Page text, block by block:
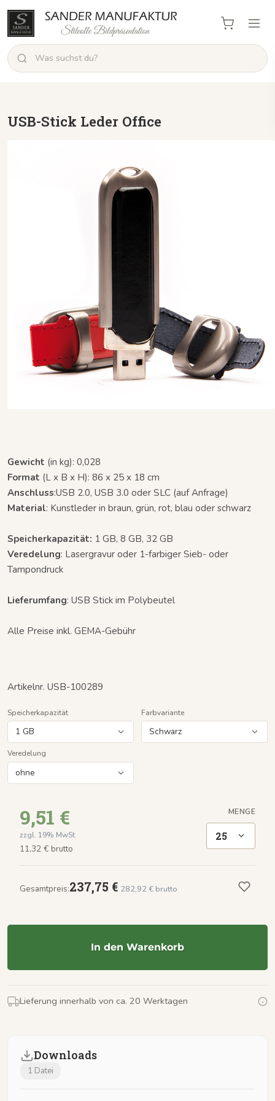
USB-Stick Leder Office
Gewicht (in kg): 0,028
Format (L x B x H): 86 x 25 x 18 cm
Anschluss:USB 2.0, USB 3.0 oder SLC (auf Anfrage)
Material: Kunstleder in braun, grün, rot, blau oder schwarz
Speicherkapazität: 1 GB, 8 GB, 32 GB
Veredelung: Lasergravur oder 1-farbiger Sieb- oder
Tampondruck
Lieferumfang: USB Stick im Polybeutel
Alle Preise inkl. GEMA-Gebühr
Artikelnr. USB-100289
Speicherkapazität Farbvariante
Veredelung
9,51 €
zzgl. 19% MwSt.
11,32 € brutto
MENGE
25
Gesamtpreis:237,75 € 282,92 € brutto
In den Warenkorb
Lieferung innerhalb von ca. 20 Werktagen
Downloads
1 Datei